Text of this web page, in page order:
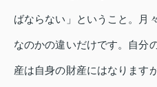
ばならない」ということ。月
なのかの違いだけです。自分
産は自身の財産にはなります